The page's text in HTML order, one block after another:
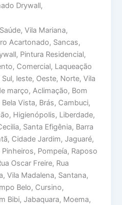
Drywall,
Vila Mariana,
Acartonado, Sancas,
Pintura Residencial,
Comercial, Laqueação
leste, Oeste, Norte, Vila
março, Aclimação, Bom
Vista, Brás, Cambuci,
Higienópolis, Liberdade,
Santa Efigênia, Barra
Cidade Jardim, Jaguaré,
Pompeía, Raposo
Oscar Freire, Rua
Vila Madalena, Santana,
Belo, Cursino,
Bibi, Jabaquara, Moema,